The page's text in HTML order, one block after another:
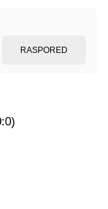
RASPORED